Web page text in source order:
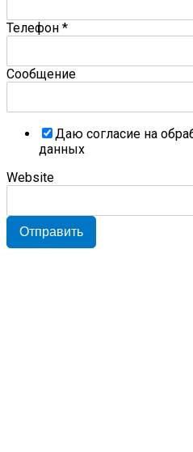
Телефон *
Сообщение
Даю согласие на
данных
Website
Отправить